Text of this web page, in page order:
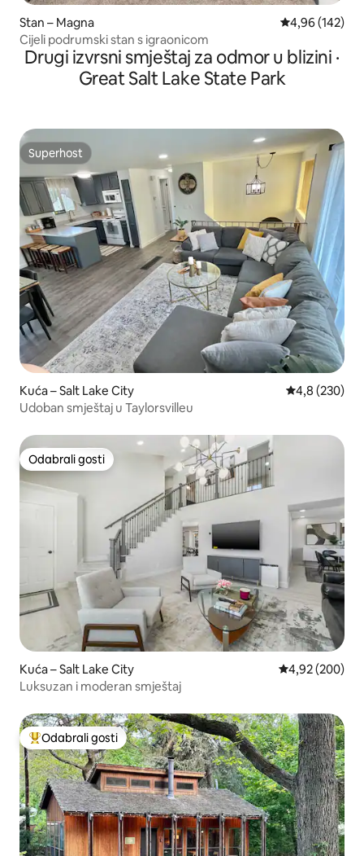
Stan – Magna Prosječna
4,96 (142)
Cijeli podrumski stan s igraonicom
Drugi izvrsni smještaj za odmor u blizini ·
Great Salt Lake State Park
Superhost
Superhost
Kuća – Salt Lake City Prosječna
4,8 (230)
Udoban smještaj u Taylorsvilleu
Odabrali gosti
Odabrali gosti
Kuća – Salt Lake City Prosječna
4,92 (200)
Luksuzan i moderan smještaj
Među najviše rangiranima s oznakom „Odabrali gosti”
Odabrali gosti